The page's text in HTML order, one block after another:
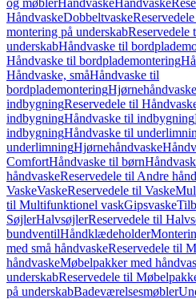
og møblerHåndvaskeHåndvaske
HåndvaskeDobbeltvaske
montering på underskabReservedele
underskabHåndvaske til
Håndvaske til bordplademontering
Håndvaske, småHåndvaske til
bordplademonteringHjørnehåndvaske
indbygningReservedele til
indbygningHåndvaske til indbygning
indbygningHåndvaske til
underlimningHjørnehåndvaske
ComfortHåndvaske til børn
håndvaskeReservedele til Andre
VaskeVaskeReservedele til Vaske
til Multifunktionel vaskGipsvaske
SøjlerHalvsøjlerReservedele til
bundventilHåndklædeholder
med små håndvaskeReservedele til
håndvaskeMøbelpakker med
underskabReservedele til
på underskabBadeværelsesmøbler